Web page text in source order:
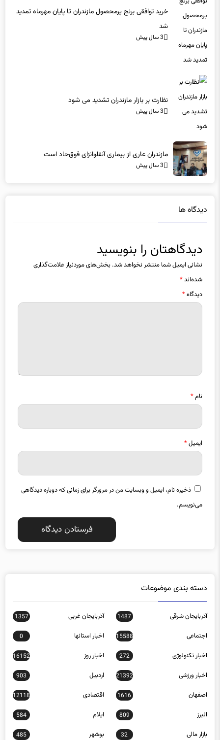
خرید توافقی برنج پرمحصول مازندران تا پایان مهرماه تمدید
شد
3 سال پیش
نظارت بر بازار مازندران تشدید می شود
3 سال پیش
مازندران عاری از بیماری آنفلوانزای فوق‌حاد است
3 سال پیش
دیدگاه ها
دیدگاهتان را بنویسید
نشانی ایمیل شما منتشر نخواهد شد. بخش‌های موردنیاز علامت‌گذاری
شده‌اند*
دیدگاه*
نام*
ایمیل*
ذخیره نام، ایمیل و وبسایت من در مرورگر برای زمانی که دوباره دیدگاهی
می‌نویسم.
دسته بندی موضوعات
آذربایجان شرقی 1487 آذربایجان غربی 1357
اجتماعی 15588 اخبار استانها 0
اخبار تکنولوژی 272 اخبار روز 16152
اخبار ورزشی 21392 اردبیل 903
اصفهان 1616 اقتصادی 12118
البرز 809 ایلام 584
بازار مالی 32 بوشهر 485